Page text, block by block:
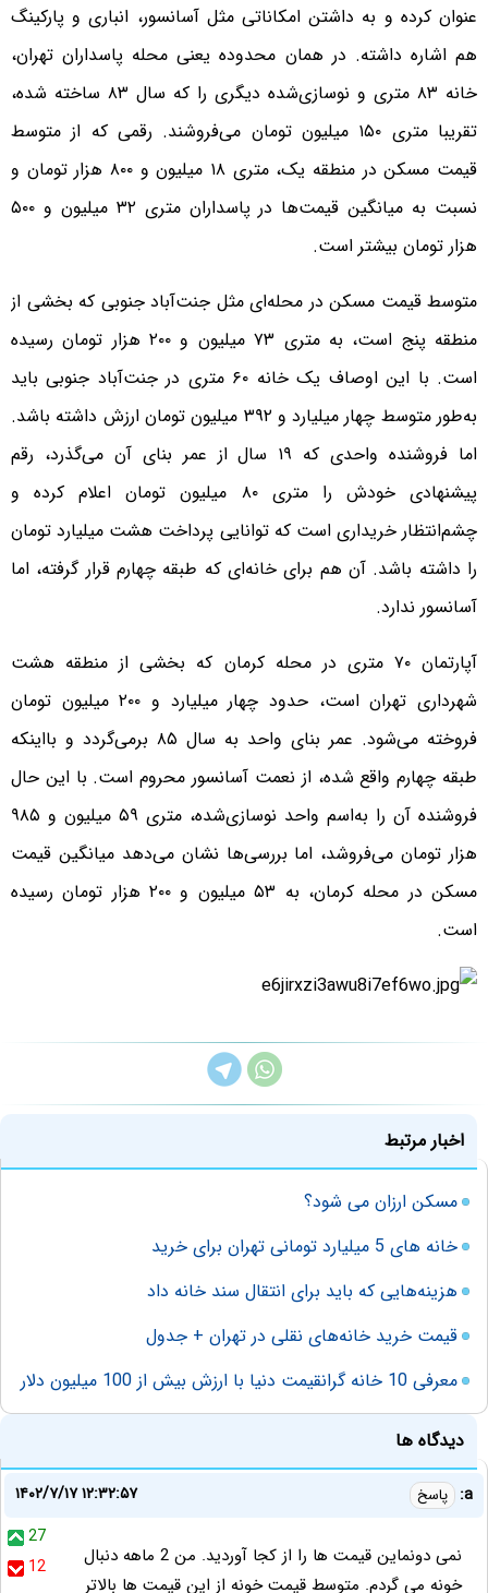
عنوان کرده و به داشتن امکاناتی مثل آسانسور، انباری و پارکینگ
هم اشاره داشته. در همان محدوده یعنی محله پاسداران تهران،
خانه ۸۳ متری و نوسازی‌شده دیگری را که سال ۸۳ ساخته شده،
تقریبا متری ۱۵۰ میلیون تومان می‌فروشند. رقمی که از متوسط
قیمت مسکن در منطقه یک، متری ۱۸ میلیون و ۸۰۰ هزار تومان و
نسبت به میانگین قیمت‌ها در پاسداران متری ۳۲ میلیون و ۵۰۰
هزار تومان بیشتر است.
متوسط قیمت مسکن در محله‌ای مثل جنت‌آباد جنوبی که بخشی از
منطقه پنج است، به متری ۷۳ میلیون و ۲۰۰ هزار تومان رسیده
است. با این اوصاف یک خانه ۶۰ متری در جنت‌آباد جنوبی باید
به‌طور متوسط چهار میلیارد و ۳۹۲ میلیون تومان ارزش داشته باشد.
اما فروشنده واحدی که ۱۹ سال از عمر بنای آن می‌گذرد، رقم
پیشنهادی خودش را متری ۸۰ میلیون تومان اعلام کرده و
چشم‌انتظار خریداری است که توانایی پرداخت هشت میلیارد تومان
را داشته باشد. آن هم برای خانه‌ای که طبقه چهارم قرار گرفته، اما
آسانسور ندارد.
آپارتمان ۷۰ متری در محله کرمان که بخشی از منطقه هشت
شهرداری تهران است، حدود چهار میلیارد و ۲۰۰ میلیون تومان
فروخته می‌شود. عمر بنای واحد به سال ۸۵ برمی‌گردد و بااینکه
طبقه چهارم واقع شده، از نعمت آسانسور محروم است. با این حال
فروشنده آن را به‌اسم واحد نوسازی‌شده، متری ۵۹ میلیون و ۹۸۵
هزار تومان می‌فروشد، اما بررسی‌ها نشان می‌دهد میانگین قیمت
مسکن در محله کرمان، به ۵۳ میلیون و ۲۰۰ هزار تومان رسیده
است.
اخبار مرتبط
مسکن ارزان می شود؟
خانه های 5 میلیارد تومانی تهران برای خرید
هزینه‌هایی که باید برای انتقال سند خانه داد
قیمت خرید خانه‌های نقلی در تهران + جدول
معرفی 10 خانه گرانقیمت دنیا با ارزش بیش از 100 میلیون دلار
دیدگاه ها
a: پاسخ
۱۴۰۲/۷/۱۷ ۱۲:۳۲:۵۷
27
12
نمی دونماین قیمت ها را از کجا آوردید. من 2 ماهه دنبال
خونه می گردم. متوسط قیمت خونه از این قیمت ها بالاتر